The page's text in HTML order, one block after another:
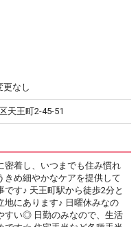
なし
天王町2-45-51
密着し、いつまでも住み慣れ
きめ細やかなケアを提供して
す♪ 天王町駅から徒歩2分と
地にあります♪ 日曜休みなの
すい◎ 日勤のみなので、生活